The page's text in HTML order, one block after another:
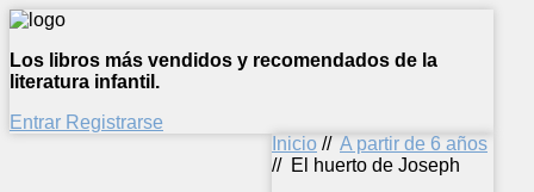
Los libros más vendidos y recomendados de la
literatura infantil.
Entrar Registrarse
Inicio // A partir de 6 años
// El huerto de Joseph